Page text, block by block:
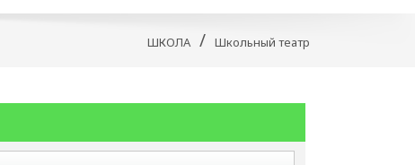
ШКОЛА / Школьный театр